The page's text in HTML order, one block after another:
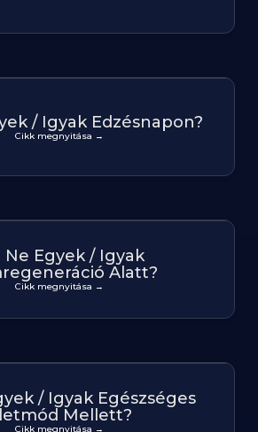
/ Igyak Edzésnapon?
Cikk megnyitása →
Ne Egyek / Igyak
Alatt?
Cikk megnyitása →
/ Igyak Egészséges
Mellett?
Cikk megnyitása →